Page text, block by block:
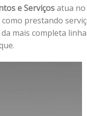
e Serviçosatua no
prestando
mais completa